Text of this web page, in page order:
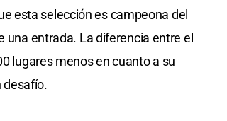
esta selección es campeona del
una entrada. La diferencia entre el
lugares menos en cuanto a su
desafío.